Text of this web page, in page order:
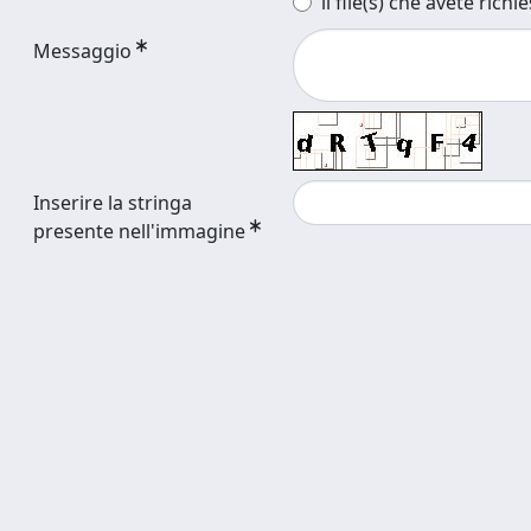
Messaggio
Inserire la stringa
presente nell'immagine